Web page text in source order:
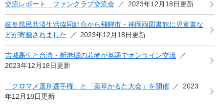
交流レポート ファンクラブ交流会 2023年12月18日更新
岐阜県民共済生活協同組合から飛騨市・神岡両図書館に児童書な
どが寄贈されました
2023年12月18日更新
​吉城高生と台湾・新港郷の若者が英語でオンライン交流
2023年12月18日更新
「クロマメ選別選手権」と「薬草かるた大会」を開催
2023
年12月18日更新